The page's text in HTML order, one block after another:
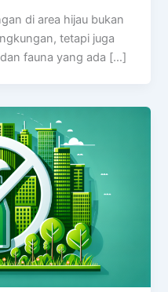
di area hijau bukan
tetapi juga
fauna yang ada […]